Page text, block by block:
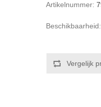
Artikelnummer:
Beschikbaarheid: